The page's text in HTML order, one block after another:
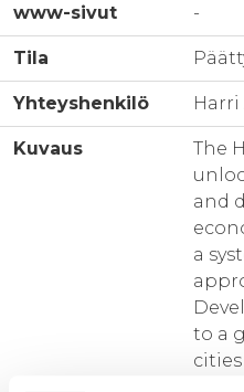
www-sivut -
Tila
Yhteyshenkilö Harri
Kuvaus
The
and
a
to a